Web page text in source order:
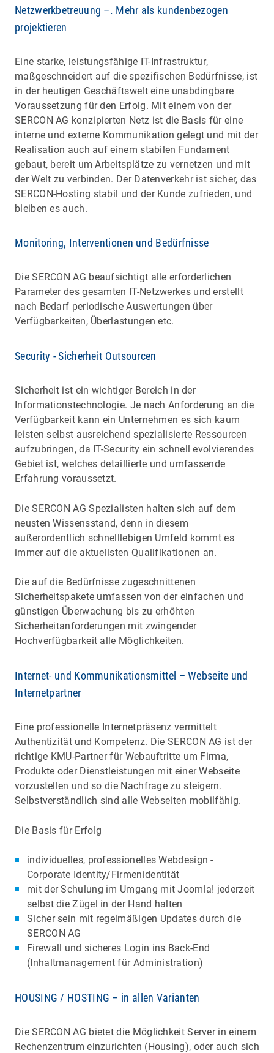
Netzwerkbetreuung –. Mehr als kundenbezogen
projektieren
Eine starke, leistungsfähige IT-Infrastruktur,
maßgeschneidert auf die spezifischen Bedürfnisse, ist
in der heutigen Geschäftswelt eine unabdingbare
Voraussetzung für den Erfolg. Mit einem von der
SERCON AG konzipierten Netz ist die Basis für eine
interne und externe Kommunikation gelegt und mit der
Realisation auch auf einem stabilen Fundament
gebaut, bereit um Arbeitsplätze zu vernetzen und mit
der Welt zu verbinden. Der Datenverkehr ist sicher, das
SERCON-Hosting stabil und der Kunde zufrieden, und
bleiben es auch.
Monitoring, Interventionen und Bedürfnisse
Die SERCON AG beaufsichtigt alle erforderlichen
Parameter des gesamten IT-Netzwerkes und erstellt
nach Bedarf periodische Auswertungen über
Verfügbarkeiten, Überlastungen etc.
Security - Sicherheit Outsourcen
Sicherheit ist ein wichtiger Bereich in der
Informationstechnologie. Je nach Anforderung an die
Verfügbarkeit kann ein Unternehmen es sich kaum
leisten selbst ausreichend spezialisierte Ressourcen
aufzubringen, da IT-Security ein schnell evolvierendes
Gebiet ist, welches detaillierte und umfassende
Erfahrung voraussetzt.
Die SERCON AG Spezialisten halten sich auf dem
neusten Wissensstand, denn in diesem
außerordentlich schnelllebigen Umfeld kommt es
immer auf die aktuellsten Qualifikationen an.
Die auf die Bedürfnisse zugeschnittenen
Sicherheitspakete umfassen von der einfachen und
günstigen Überwachung bis zu erhöhten
Sicherheitanforderungen mit zwingender
Hochverfügbarkeit alle Möglichkeiten.
Internet- und Kommunikationsmittel – Webseite und
Internetpartner
Eine professionelle Internetpräsenz vermittelt
Authentizität und Kompetenz. Die SERCON AG ist der
richtige KMU-Partner für Webauftritte um Firma,
Produkte oder Dienstleistungen mit einer Webseite
vorzustellen und so die Nachfrage zu steigern.
Selbstverständlich sind alle Webseiten mobilfähig.
Die Basis für Erfolg
individuelles, professionelles Webdesign -
Corporate Identity/Firmenidentität
mit der Schulung im Umgang mit Joomla! jederzeit
selbst die Zügel in der Hand halten
Sicher sein mit regelmäßigen Updates durch die
SERCON AG
Firewall und sicheres Login ins Back-End
(Inhaltmanagement für Administration)
HOUSING / HOSTING – in allen Varianten
Die SERCON AG bietet die Möglichkeit Server in einem
Rechenzentrum einzurichten (Housing), oder auch sich